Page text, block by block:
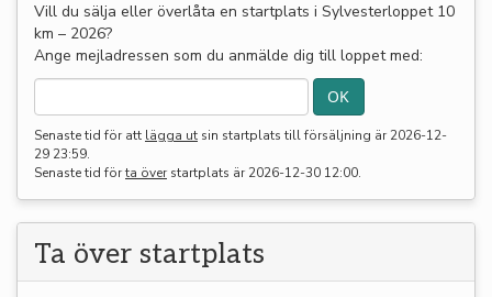
Vill du sälja eller överlåta en startplats i Sylvesterloppet 10
km – 2026?
Ange mejladressen som du anmälde dig till loppet med:
Senaste tid för att lägga ut sin startplats till försäljning är 2026-12-
29 23:59.
Senaste tid förta över startplats är 2026-12-30 12:00.
Ta över startplats